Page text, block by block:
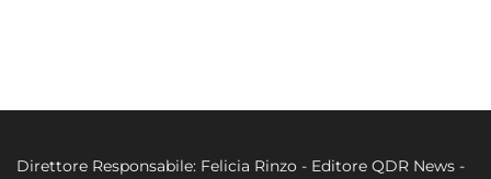
Direttore Responsabile: Felicia Rinzo - Editore QDR News -